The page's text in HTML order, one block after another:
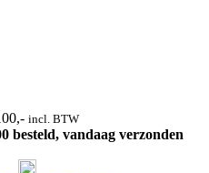
incl. BTW
besteld, vandaag verzonden